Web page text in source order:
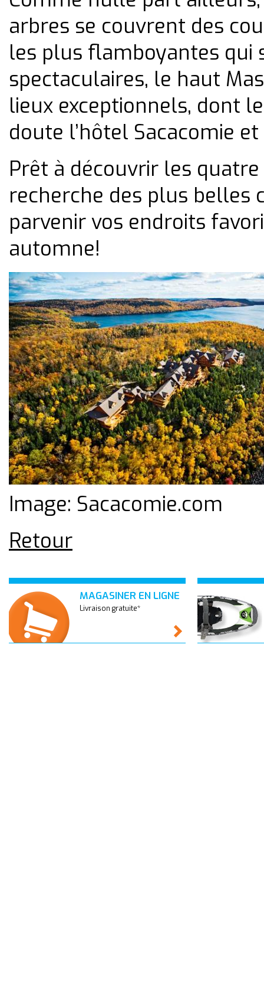
arbres se couvrent des
les plus flamboyantes qui
spectaculaires, le haut
lieux exceptionnels, dont
doute l’hôtel Sacacomie
Prêt à découvrir les
recherche des plus belles
parvenir vos endroits
automne!
Image: Sacacomie.com
Retour
MAGASINER EN LIGNE
Livraison gratuite*